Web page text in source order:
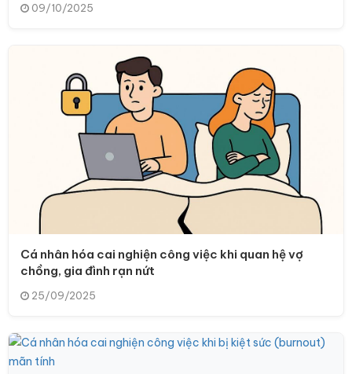
09/10/2025
Cá nhân hóa cai nghiện công việc khi quan hệ vợ
chồng, gia đình rạn nứt
25/09/2025